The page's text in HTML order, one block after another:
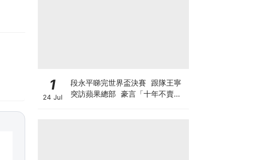
1
24 Jul
段永平睇完世界盃決賽 跟隊王寧
突訪蘋果總部 豪言「十年不賣泡